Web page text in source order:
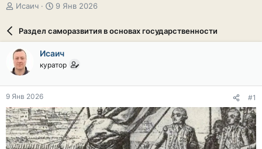
А
о
р
т
е
м
ы
Исаич
Д
а
а
ч
л
9 Янв 2026
Раздел саморазвития в основах государственности
Исаич
куратор
9 Янв 2026 #1